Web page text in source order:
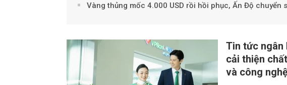
Vàng thủng mốc 4.000 USD rồi hồi phục, Ấn Độ chuyển
Tin tức ngân
cải thiện
và công